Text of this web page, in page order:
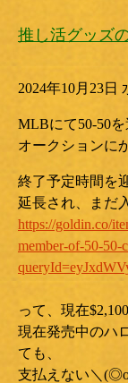
推し活グッズ
2024年10月23日
MLBにて50-50
オークションに
終了予定時間を
延長され、まだ
https://goldin.co/
member-of-50-50-
って、現在
現在発売中のハ
ても、
支払えない＼